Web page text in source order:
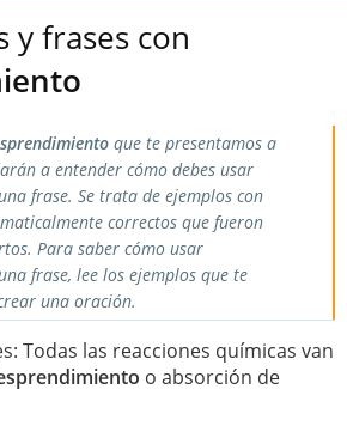
y frases con
que te presentamos a
a entender cómo debes usar
frase. Se trata de ejemplos con
correctos que fueron
Para saber cómo usar
frase, lee los ejemplos que te
una oración.
Todas las reacciones químicas van
o absorción de